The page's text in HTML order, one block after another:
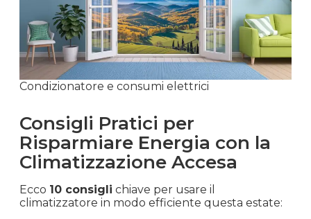
Condizionatore e consumi elettrici
Consigli Pratici per
Risparmiare Energia con la
Climatizzazione Accesa
Ecco 10 consigli chiave per usare il
climatizzatore in modo efficiente questa estate: